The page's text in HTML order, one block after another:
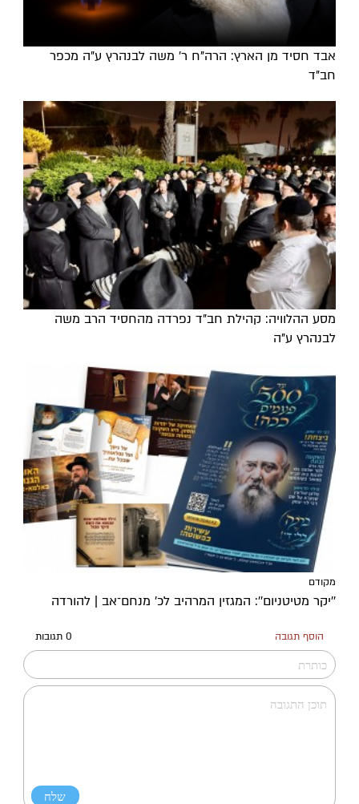
אבד חסיד מן הארץ: הרה"ח ר' משה לבנהרץ ע"ה מכפר
חב"ד
מסע ההלוויה: קהילת חב"ד נפרדה מהחסיד הרב משה
לבנהרץ ע"ה
מקודם
''יקר מטיטניום'': המגזין המרהיב לכ’ מנחם־אב | להורדה
הוסף תגובה 0 תגובות